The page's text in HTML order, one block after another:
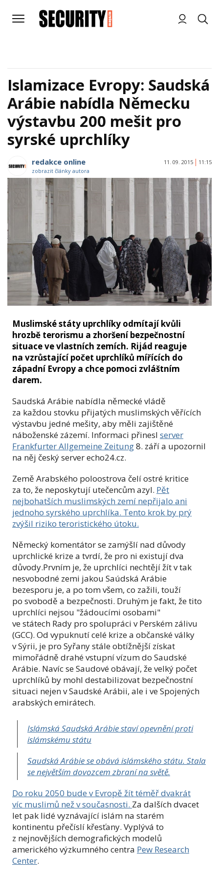
Islamizace Evropy: Saudská
Arábie nabídla Německu
výstavbu 200 mešit pro
syrské uprchlíky
redakce online
zobrazit články autora
11. 09. 2015 11:15
Muslimské státy uprchlíky odmítají kvůli
hrozbě terorismu a zhoršení bezpečnostní
situace ve vlastních zemích. Rijád reaguje
na vzrůstající počet uprchlíků mířících do
západní Evropy a chce pomoci zvláštním
darem.
Saudská Arábie nabídla německé vládě
za každou stovku přijatých muslimských věřících
výstavbu jedné mešity, aby měli zajištěné
náboženské zázemí. Informaci přinesl server
Frankfurter Allgemeine Zeitung8. září a upozornil
na něj český server echo24.cz.
Země Arabského poloostrova čelí ostré kritice
za to, že neposkytují utečencům azyl. Pět
nejbohatších muslimských zemí nepřijalo ani
jednoho syrského uprchlíka. Tento krok by prý
zvýšil riziko teroristického útoku.
Německý komentátor se zamýšlí nad důvody
uprchlické krize a tvrdí, že pro ni existují dva
důvody.Prvním je, že uprchlíci nechtějí žít v tak
nesvobodné zemi jakou Saúdská Arábie
bezesporu je, a po tom všem, co zažili, touží
po svobodě a bezpečnosti. Druhým je fakt, že tito
uprchlíci nejsou "žádoucími osobami"
ve státech Rady pro spolupráci v Perském zálivu
(GCC). Od vypuknutí celé krize a občanské války
v Sýrii, je pro Syřany stále obtížnější získat
mimořádně drahé vstupní vízum do Saudské
Arábie. Navíc se Saudové obávají, že velký počet
uprchlíků by mohl destabilizovat bezpečnostní
situaci nejen v Saudské Arábii, ale i ve Spojených
arabských emirátech.
Islámská Saudská Arábie staví opevnění proti
islámskému státu
Saudská Arábie se obává islámského státu. Stala
se největším dovozcem zbraní na světě.
Do roku 2050 bude v Evropě žít téměř dvakrát
víc muslimů než v současnosti. Za dalších dvacet
let pak lidé vyznávající islám na starém
kontinentu přečíslí křesťany. Vyplývá to
z nejnovějších demografických modelů
amerického výzkumného centra Pew Research
Center.